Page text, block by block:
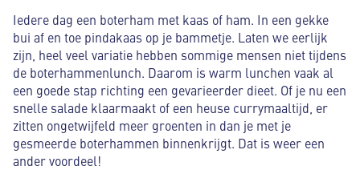
Iedere dag een boterham met kaas of ham. In een gekke
bui af en toe pindakaas op je bammetje. Laten we eerlijk
zijn, heel veel variatie hebben sommige mensen niet tijdens
de boterhammenlunch. Daarom is warm lunchen vaak al
een goede stap richting een gevarieerder dieet. Of je nu een
snelle salade klaarmaakt of een heuse currymaaltijd, er
zitten ongetwijfeld meer groenten in dan je met je
gesmeerde boterhammen binnenkrijgt. Dat is weer een
ander voordeel!